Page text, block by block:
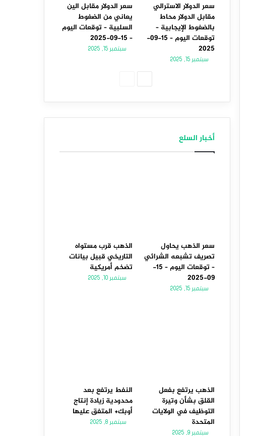
سعر الدولار الاسترالي
مقابل الدولار محاط
بالضغوط الإيجابية –
توقعات اليوم – 15-09-
2025
سبتمبر 15, 2025
سعر الدولار مقابل الين
يعاني من الضغوط
السلبية – توقعات اليوم
– 15-09-2025
سبتمبر 15, 2025
أخبار السلع
سعر الذهب يحاول
تصريف تشبعه الشرائي
– توقعات اليوم – 15-
09-2025
سبتمبر 15, 2025
الذهب قرب مستواه
التاريخي قبيل بيانات
تضخم أمريكية
سبتمبر 10, 2025
الذهب يرتفع بفعل
القلق بشأن وتيرة
التوظيف في الولايات
المتحدة
سبتمبر 9, 2025
النفط يرتفع بعد
محدودية زيادة إنتاج
أوبك+ المتفق عليها
سبتمبر 8, 2025